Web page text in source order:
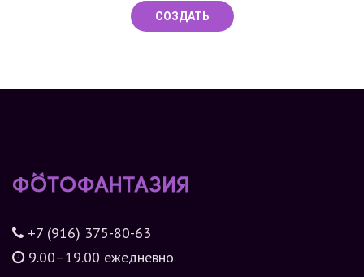
СОЗДАТЬ
+7 (916) 375-80-63
9.00–19.00 ежедневно